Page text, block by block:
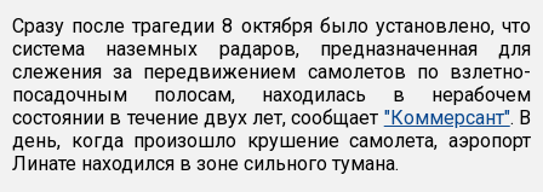
Сразу после трагедии 8 октября было установлено, что
система наземных радаров, предназначенная для
слежения за передвижением самолетов по взлетно-
посадочным полосам, находилась в нерабочем
состоянии в течение двух лет, сообщает "Коммерсант". В
день, когда произошло крушение самолета, аэропорт
Линате находился в зоне сильного тумана.